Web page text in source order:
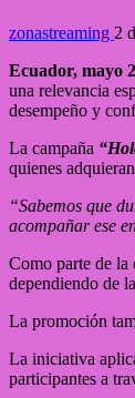
zonastreaming 2
Ecuador, mayo
una relevancia
desempeño y
La campaña
quienes
“Sabemos que
acompañar ese
Como parte de la
dependiendo de
La promoción
La iniciativa
participantes a